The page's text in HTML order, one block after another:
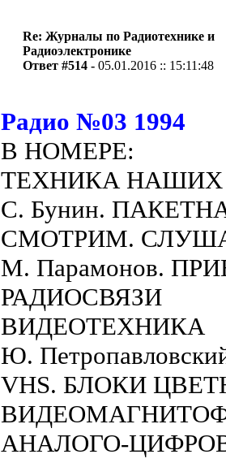
Re: Журналы по Радиотехнике и
Радиоэлектронике
Ответ #514 -05.01.2016 :: 15:11:48
Радио №03 1994
В НОМЕРЕ:
ТЕХНИКА НАШИХ
С. Бунин.
СМОТРИМ.
М. Парамонов.
РАДИОСВЯЗИ
ВИДЕОТЕХНИКА
Ю.
VHS. БЛОКИ
АНАЛОГО-